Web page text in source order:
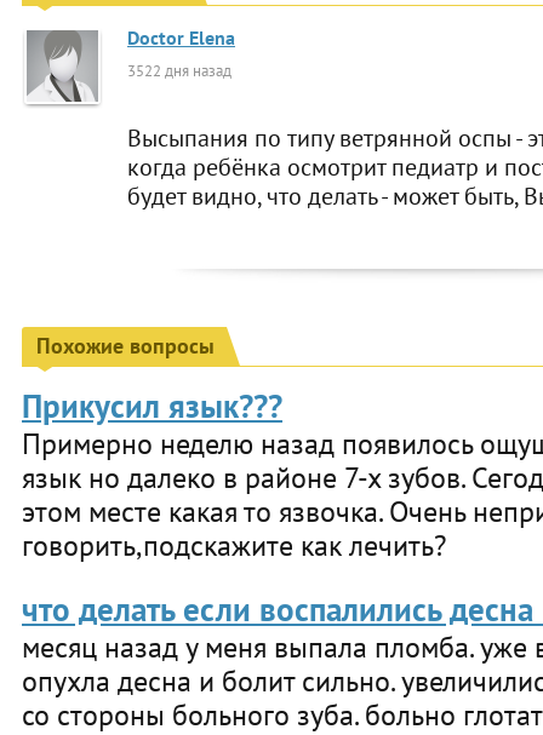
Doctor Elena
3522 дня назад
Высыпания по типу ветрянной оспы -
когда ребёнка осмотрит педиатр и
будет видно, что делать - может быть,
Похожие вопросы
Прикусил язык???
Примерно неделю назад появилось
язык но далеко в районе 7-х зубов.
этом месте какая то язвочка. Очень
говорить,подскажите как лечить?
что делать если воспалились
месяц назад у меня выпала пломба. уже
опухла десна и болит сильно.
со стороны больного зуба. больно